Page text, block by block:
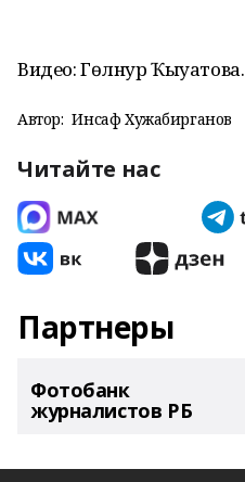
Видео: Гөлнур Ҡыуатова.
Автор: Инсаф Хужабирганов
Читайте нас
Партнеры
Фотобанк
журналистов РБ